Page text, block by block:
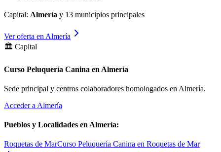
Capital: Almería y 13 municipios principales
Ver oferta en Almería
🏛️ Capital
Curso Peluquería Canina en Almería
Sede principal y centros colaboradores homologados en Almería.
Acceder a Almería
Pueblos y Localidades en Almería:
Roquetas de MarCurso Peluquería Canina en Roquetas de Mar